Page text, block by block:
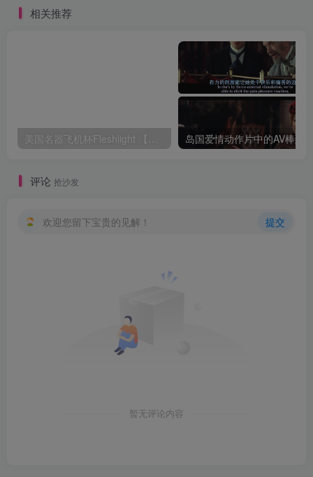
相关推荐
美国名器飞机杯Fleshlight 【Quickshot-Vantage 双头飞机杯】完全评测
评论 抢沙发
欢迎您留下宝贵的见解！ 提交
暂无评论内容